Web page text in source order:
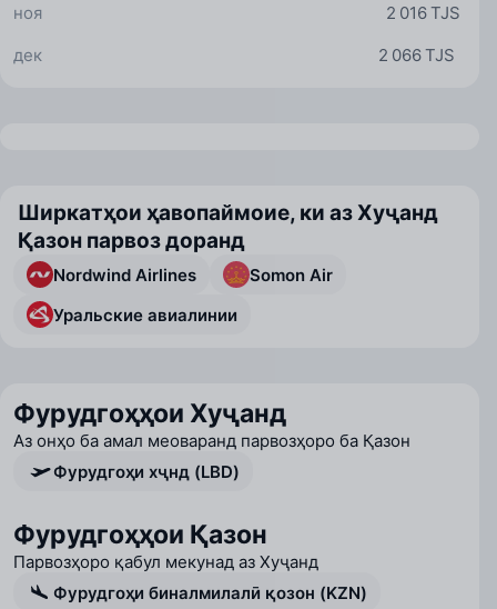
2 016 TJS
ноя
2 066 TJS
дек
Ширкатҳои ҳавопаймоие, ки аз Хуҷанд
Қазон парвоз доранд
Nordwind Airlines
Somon Air
Уральские авиалинии
Фурудгоҳҳои Хуҷанд
Аз онҳо ба амал меоваранд парвозҳоро ба Қазон
Фурудгоҳи хҷнд (LBD)
Фурудгоҳҳои Қазон
Парвозҳоро қабул мекунад аз Хуҷанд
Фурудгоҳи биналмилалӣ қозон (KZN)